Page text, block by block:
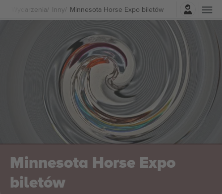
Wydarzenia Inny Minnesota Horse Expo biletów
Zaloguj sie
Minnesota Horse Expo
biletów